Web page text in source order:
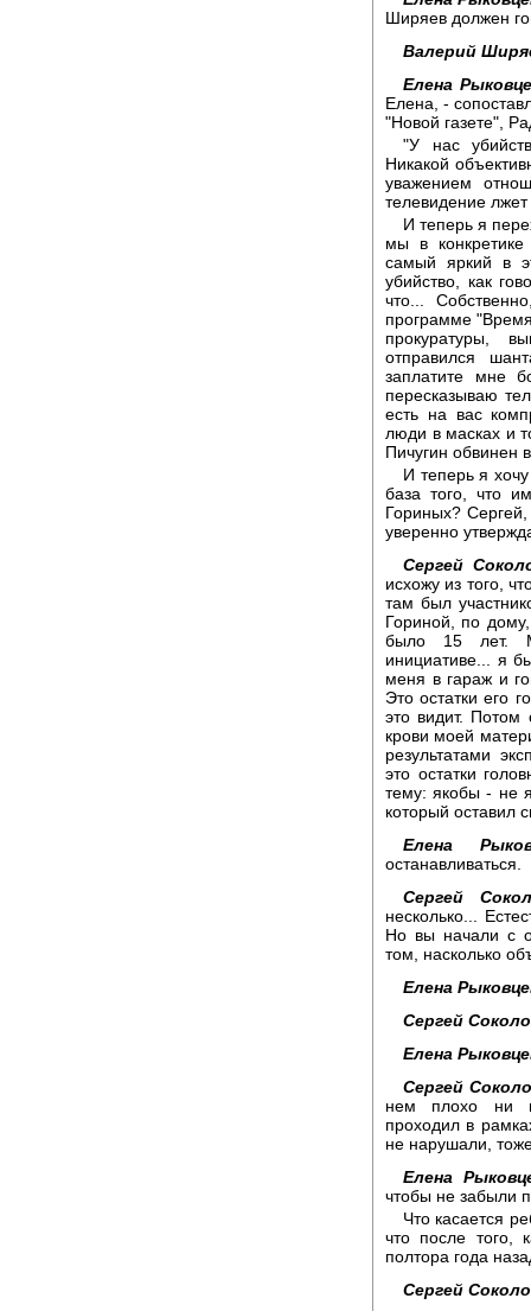
Ширяев должен
Валерий
Елена
Елена, -
"Новой газете",
"У нас
Никакой
уважением
телевидение лжет
И теперь я
мы в
самый яркий в
убийство, как
что...
программе
прокуратуры,
отправился
заплатите мне
пересказываю
есть на вас
люди в масках и
Пичугин обвинен
И теперь я
база того, что
Гориных?
уверенно
Сергей
исхожу из того,
там был
Гориной, по
было 15 лет.
инициативе... я
меня в гараж и
Это остатки его
это видит.
крови моей
результатами
это остатки
тему: якобы - не
который оставил
Елена
останавливаться.
Сергей
несколько...
Но вы начали с
том, насколько
Елена
Сергей
Елена
Сергей
нем плохо ни
проходил в
не нарушали,
Елена
чтобы не забыли
Что касается
что после того,
полтора года
Сергей